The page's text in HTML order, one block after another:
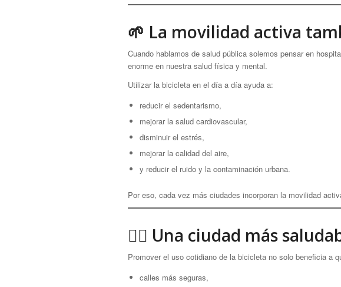
🌱 La movilidad activa
Cuando hablamos de salud pública solemos pensar en
enorme en nuestra salud física y mental.
Utilizar la bicicleta en el día a día ayuda a:
reducir el sedentarismo,
mejorar la salud cardiovascular,
disminuir el estrés,
mejorar la calidad del aire,
y reducir el ruido y la contaminación urbana.
Por eso, cada vez más ciudades incorporan la movilidad
🚴‍♀️ Una ciudad más
Promover el uso cotidiano de la bicicleta no solo beneficia a
calles más seguras,